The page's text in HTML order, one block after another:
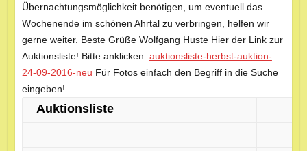
Übernachtungsmöglichkeit benötigen, um eventuell das
Wochenende im schönen Ahrtal zu verbringen, helfen wir
gerne weiter. Beste Grüße Wolfgang Huste Hier der Link zur
Auktionsliste! Bitte anklicken: auktionsliste-herbst-auktion-
24-09-2016-neu Für Fotos einfach den Begriff in die Suche
eingeben!
Auktionsliste